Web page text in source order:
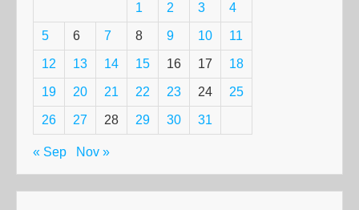
1 2 3 4
5 6 7 8 9 10 11
12 13 14 15 16 17 18
19 20 21 22 23 24 25
26 27 28 29 30 31
« Sep Nov »